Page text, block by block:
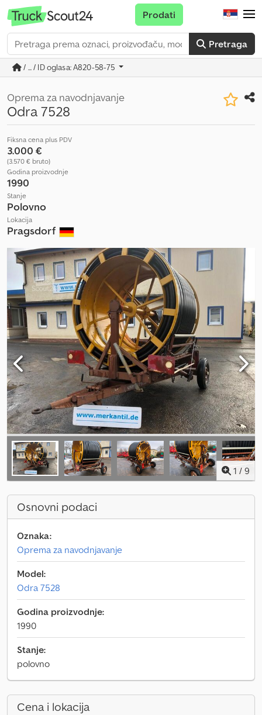
Pretraga
Prodati
/ ... / ID oglasa: A820-58-75
Oprema za navodnjavanje
Odra 7528
Fiksna cena plus PDV
3.000 €
(3.570 € bruto)
Godina proizvodnje
1990
Stanje
Polovno
Lokacija
Pragsdorf
1 / 9
Osnovni podaci
Oznaka:
Oprema za navodnjavanje
Model:
Odra 7528
Godina proizvodnje:
1990
Stanje:
polovno
Cena i lokacija